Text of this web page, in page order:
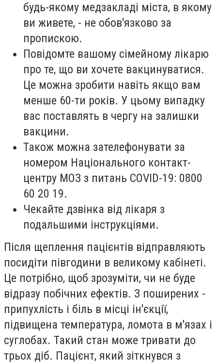
будь-якому медзакладі міста, в якому
ви живете, - не обов'язково за
пропискою.
Повідомте вашому сімейному лікарю
про те, що ви хочете вакцинуватися.
Це можна зробити навіть якщо вам
менше 60-ти років. У цьому випадку
вас поставлять в чергу на залишки
вакцини.
Також можна зателефонувати за
номером Національного контакт-
центру МОЗ з питань COVID-19: 0800
60 20 19.
Чекайте дзвінка від лікаря з
подальшими інструкціями.
Після щеплення пацієнтів відправляють
посидіти півгодини в великому кабінеті.
Це потрібно, щоб зрозуміти, чи не буде
відразу побічних ефектів. З поширених -
припухлість і біль в місці ін'єкції,
підвищена температура, ломота в м'язах і
суглобах. Такий стан може тривати до
трьох діб. Пацієнт, який зіткнувся з